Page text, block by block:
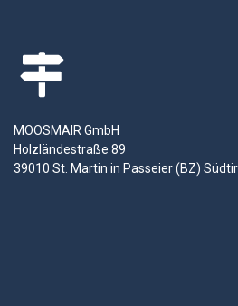
MOOSMAIR GmbH
Holzländestraße 89
39010 St. Martin in Passeier (BZ)